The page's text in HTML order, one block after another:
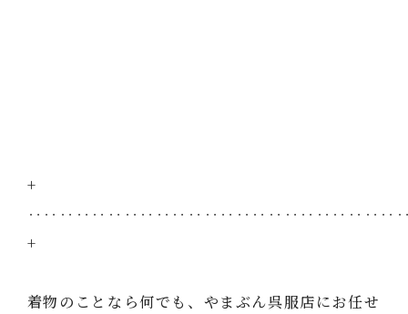
+
+
着物のことなら何でも、やまぶん呉服店にお任せ